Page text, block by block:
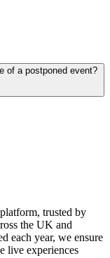
of a postponed event?
trusted by
the UK and
each year, we ensure
live experiences